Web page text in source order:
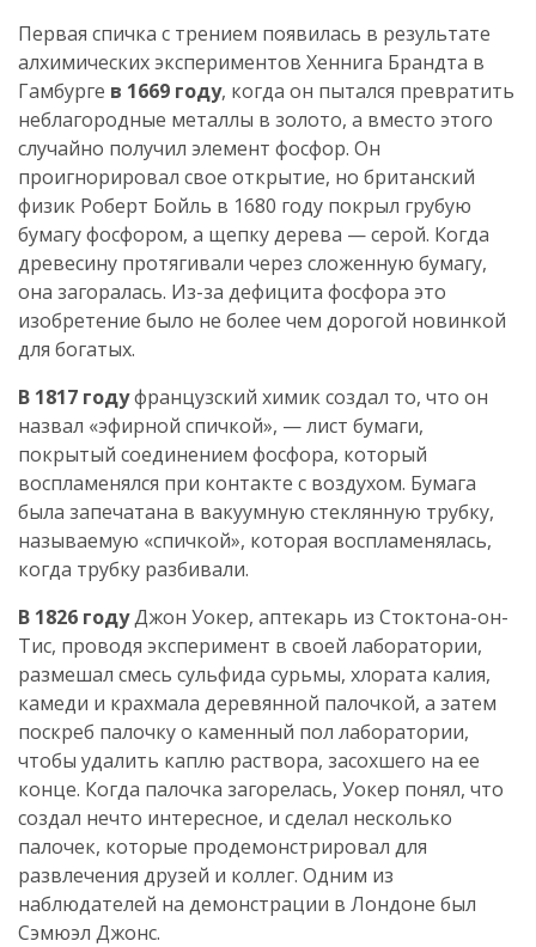
Первая спичка с трением появилась в результате
алхимических экспериментов Хеннига Брандта в
Гамбурге в 1669 году, когда он пытался превратить
неблагородные металлы в золото, а вместо этого
случайно получил элемент фосфор. Он
проигнорировал свое открытие, но британский
физик Роберт Бойль в 1680 году покрыл грубую
бумагу фосфором, а щепку дерева — серой. Когда
древесину протягивали через сложенную бумагу,
она загоралась. Из-за дефицита фосфора это
изобретение было не более чем дорогой новинкой
для богатых.
В 1817 годуфранцузский химик создал то, что он
назвал «эфирной спичкой», — лист бумаги,
покрытый соединением фосфора, который
воспламенялся при контакте с воздухом. Бумага
была запечатана в вакуумную стеклянную трубку,
называемую «спичкой», которая воспламенялась,
когда трубку разбивали.
В 1826 годуДжон Уокер, аптекарь из Стоктона-он-
Тис, проводя эксперимент в своей лаборатории,
размешал смесь сульфида сурьмы, хлората калия,
камеди и крахмала деревянной палочкой, а затем
поскреб палочку о каменный пол лаборатории,
чтобы удалить каплю раствора, засохшего на ее
конце. Когда палочка загорелась, Уокер понял, что
создал нечто интересное, и сделал несколько
палочек, которые продемонстрировал для
развлечения друзей и коллег. Одним из
наблюдателей на демонстрации в Лондоне был
Сэмюэл Джонс.